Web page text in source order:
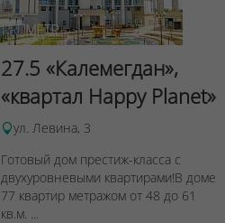
27.5 «Калемегдан»,
«квартал Happy Planet»
ул. Левина, 3
Готовый дом престиж-класса с
двухуровневыми квартирами!В доме
77 квартир метражом от 48 до 61
кв.м. ...